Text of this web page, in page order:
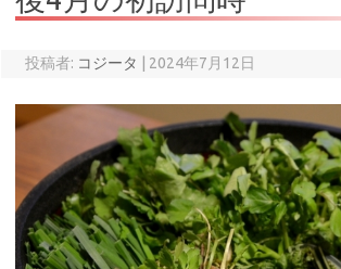
投稿者: コジータ 2024年7月12日